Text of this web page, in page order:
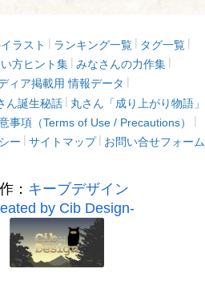
ラスト ランキング一覧
タグ一覧
方ヒント集
みなさんの力作集
ィア掲載用 情報データ
ん誕生秘話
丸さん「成り上がり物語」
事項（Terms of Use / Precautions）
ー
サイトマップ お問い合せフォーム
： キーブデザイン
by Cib Design-